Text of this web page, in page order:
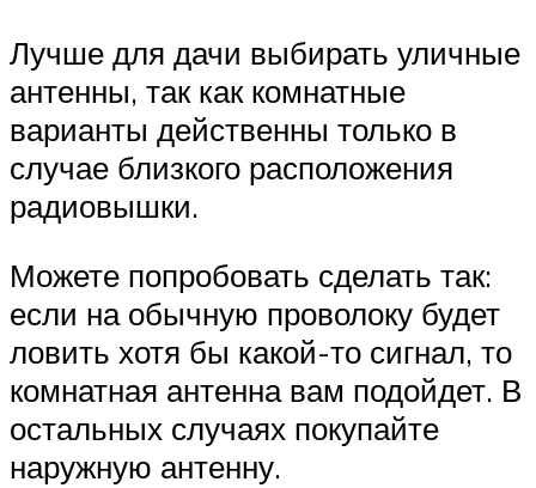
Лучше для дачи выбирать уличные
антенны, так как комнатные
варианты действенны только в
случае близкого расположения
радиовышки.
Можете попробовать сделать так:
если на обычную проволоку будет
ловить хотя бы какой-то сигнал, то
комнатная антенна вам подойдет. В
остальных случаях покупайте
наружную антенну.